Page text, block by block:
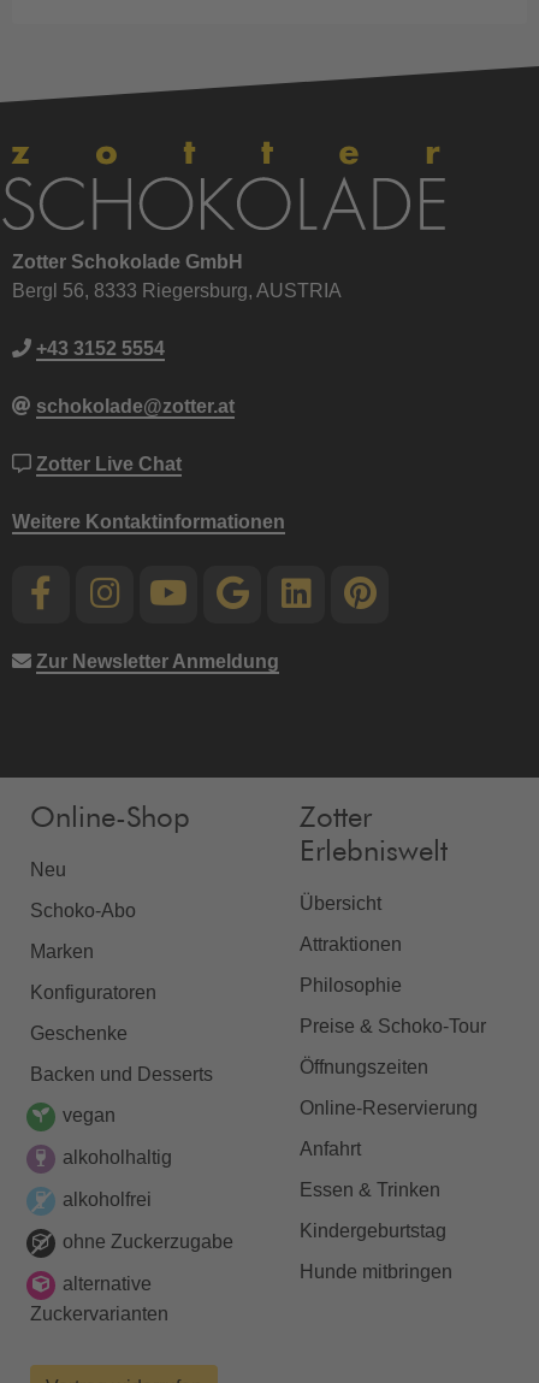
Zotter Schokolade GmbH
Bergl 56, 8333 Riegersburg, AUSTRIA
+43 3152 5554
schokolade@zotter.at
Zotter Live Chat
Weitere Kontaktinformationen
Zur Newsletter Anmeldung
Online-Shop
Neu
Schoko-Abo
Marken
Konfiguratoren
Geschenke
Backen und Desserts
vegan
alkoholhaltig
alkoholfrei
ohne Zuckerzugabe
alternative
Zuckervarianten
Zotter
Erlebniswelt
Übersicht
Attraktionen
Philosophie
Preise & Schoko-Tour
Öffnungszeiten
Online-Reservierung
Anfahrt
Essen & Trinken
Kindergeburtstag
Hunde mitbringen